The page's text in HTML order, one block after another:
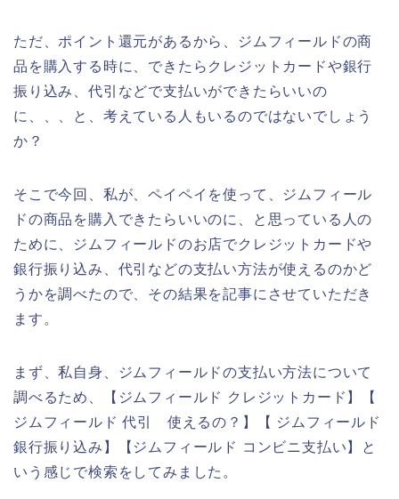
ただ、ポイント還元があるから、ジムフィールドの商
品を購入する時に、できたらクレジットカードや銀行
振り込み、代引などで支払いができたらいいの
に、、、と、考えている人もいるのではないでしょう
か？
そこで今回、私が、ペイペイを使って、ジムフィール
ドの商品を購入できたらいいのに、と思っている人の
ために、ジムフィールドのお店でクレジットカードや
銀行振り込み、代引などの支払い方法が使えるのかど
うかを調べたので、その結果を記事にさせていただき
ます。
まず、私自身、ジムフィールドの支払い方法について
調べるため、【ジムフィールド クレジットカード】【
ジムフィールド 代引 使えるの？】【 ジムフィールド
銀行振り込み】【ジムフィールド コンビニ支払い】と
いう感じで検索をしてみました。